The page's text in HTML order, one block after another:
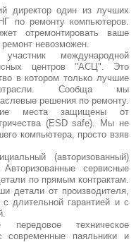
директор один из лучших
по ремонту компьютеров.
отремонтировать ваше
ремонт невозможен.
международной
центров "АСЦ". Это
в котором только лучшие
отрасли. Сообща мы
решения по ремонту.
места защищены от
(ESD safe). Мы не
компьютера, просто взяв
(авторизованный)
сервисные
по прямым контрактам.
детали от производителя,
с длительной гарантией и с
техническое
паяльники и